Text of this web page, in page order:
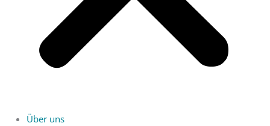
Über uns